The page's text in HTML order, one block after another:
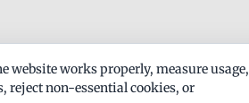
website works properly, measure usage,
reject non-essential cookies, or